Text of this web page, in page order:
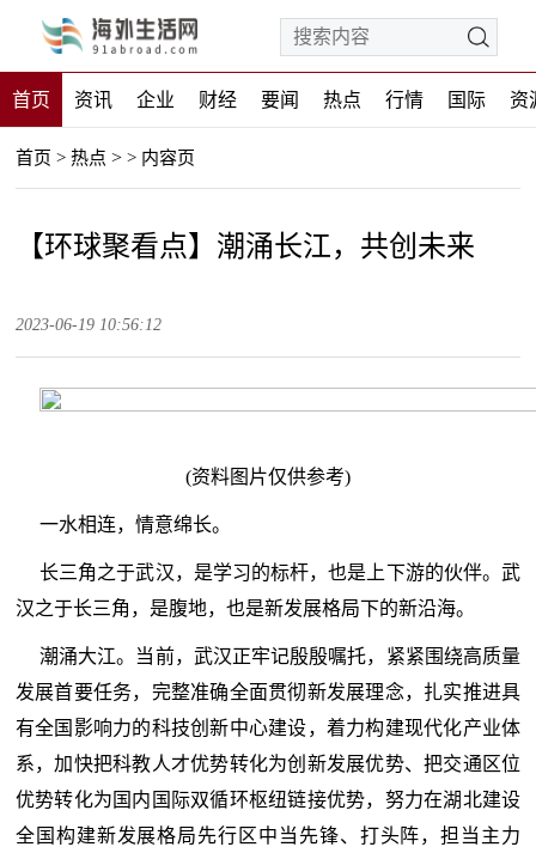
首页 资讯 企业 财经 要闻 热点 行情 国际 资
首页 > 热点 > > 内容页
【环球聚看点】潮涌长江，共创未来
2023-06-19 10:56:12
(资料图片仅供参考)
一水相连，情意绵长。
长三角之于武汉，是学习的标杆，也是上下游的伙伴。武
汉之于长三角，是腹地，也是新发展格局下的新沿海。
潮涌大江。当前，武汉正牢记殷殷嘱托，紧紧围绕高质量
发展首要任务，完整准确全面贯彻新发展理念，扎实推进具
有全国影响力的科技创新中心建设，着力构建现代化产业体
系，加快把科教人才优势转化为创新发展优势、把交通区位
优势转化为国内国际双循环枢纽链接优势，努力在湖北建设
全国构建新发展格局先行区中当先锋、打头阵，担当主力